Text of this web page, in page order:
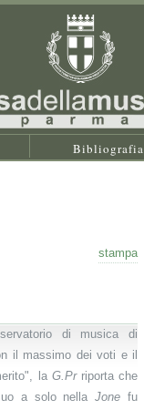
Bibliografia
stampa
di musica di
il massimo dei voti e il
la G.Prriporta che
a solo nellaJone fu